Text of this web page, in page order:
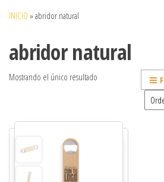
INICIO »abridor natural
abridor natural
Mostrando el único resultado